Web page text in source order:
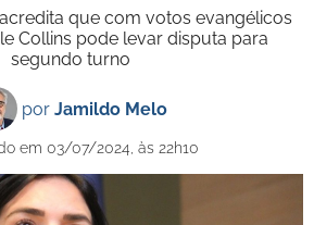
que com votos evangélicos
Collins pode levar disputa para
segundo turno
por Jamildo Melo
em 03/07/2024, às 22h10